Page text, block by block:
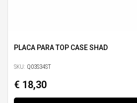
PLACA PARA TOP CASE SHAD
SKU: Q03S34ST
€ 18,30